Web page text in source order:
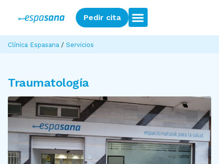
Pedir cita
Clínica Espasana / Servicios
Traumatología